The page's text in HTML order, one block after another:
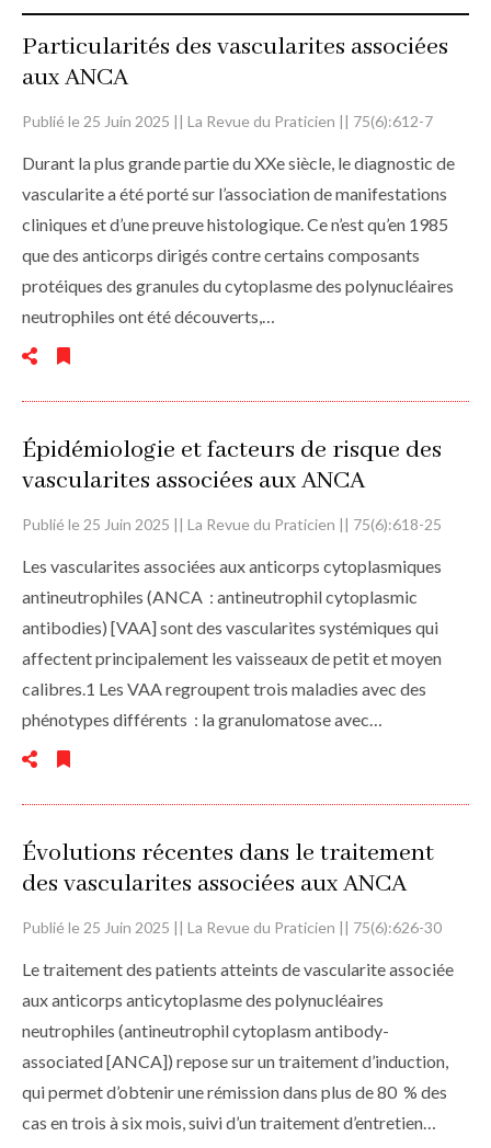
Particularités des vascularites associées
aux ANCA
Publié le 25 Juin 2025 || La Revue du Praticien || 75(6):612-7
Durant la plus grande partie du XXe siècle, le diag­nostic de
vascularite a été porté sur l’association de manifestations
cliniques et d’une preuve histologique. Ce n’est qu’en 1985
que des anticorps dirigés contre certains composants
protéiques des granules du cytoplasme des polynucléaires
neutrophiles ont été découverts,…
Épidémiologie et facteurs de risque des
vascularites associées aux ANCA
Publié le 25 Juin 2025 || La Revue du Praticien || 75(6):618-25
Les vascularites associées aux anticorps cyto­plasmiques
antineutrophiles (ANCA : antineutrophil cytoplasmic
antibodies) [VAA] sont des vascularites systémiques qui
affectent principalement les vaisseaux de petit et moyen
calibres.1 Les VAA regroupent trois maladies avec des
phénotypes différents : la granulomatose avec…
Évolutions récentes dans le traitement
des vascularites associées aux ANCA
Publié le 25 Juin 2025 || La Revue du Praticien || 75(6):626-30
Le traitement des patients atteints de vascularite associée
aux anticorps anticytoplasme des polynucléaires
neutrophiles (antineutrophil cytoplasm antibody-
associated [ANCA]) repose sur un traitement d’induction,
qui permet d’obtenir une rémission dans plus de 80 % des
cas en trois à six mois, suivi d’un traitement d’entretien…